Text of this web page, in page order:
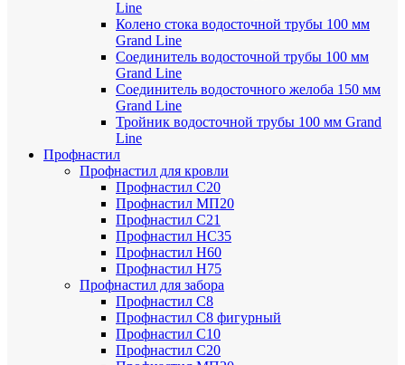
Line
Колено стока водосточной трубы 100 мм
Grand Line
Соединитель водосточной трубы 100 мм
Grand Line
Соединитель водосточного желоба 150 мм
Grand Line
Тройник водосточной трубы 100 мм Grand
Line
Профнастил
Профнастил для кровли
Профнастил С20
Профнастил МП20
Профнастил С21
Профнастил НС35
Профнастил Н60
Профнастил Н75
Профнастил для забора
Профнастил С8
Профнастил С8 фигурный
Профнастил С10
Профнастил С20